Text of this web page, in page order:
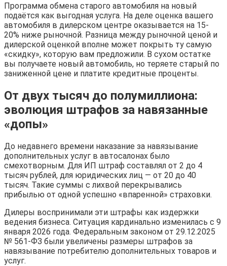
Программа обмена старого автомобиля на новый
подаётся как выгодная услуга. На деле оценка вашего
автомобиля в дилерском центре оказывается на 15-
20% ниже рыночной. Разница между рыночной ценой и
дилерской оценкой вполне может покрыть ту самую
«скидку», которую вам предложили. В сухом остатке
вы получаете новый автомобиль, но теряете старый по
заниженной цене и платите кредитные проценты.
От двух тысяч до полумиллиона:
эволюция штрафов за навязанные
«допы»
До недавнего времени наказание за навязывание
дополнительных услуг в автосалонах было
смехотворным. Для ИП штраф составлял от 2 до 4
тысяч рублей, для юридических лиц — от 20 до 40
тысяч. Такие суммы с лихвой перекрывались
прибылью от одной успешно «впаренной» страховки.
Дилеры воспринимали эти штрафы как издержки
ведения бизнеса. Ситуация кардинально изменилась с 9
января 2026 года. Федеральным законом от 29.12.2025
№ 561-ФЗ были увеличены размеры штрафов за
навязывание потребителю дополнительных товаров и
услуг.